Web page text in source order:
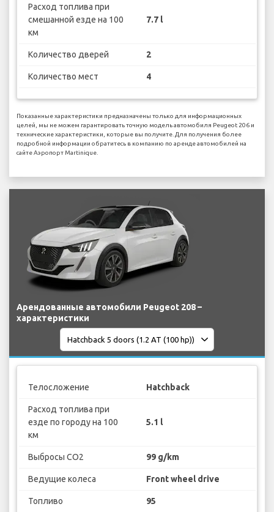
Расход топлива при
смешанной езде на 100
км
7.7 l
Количество дверей 2
Количество мест 4
Показанные характеристики предназначены только для информационных
целей, мы не можем гарантировать точную модель автомобиля Peugeot 206 и
технические характеристики, которые вы получите. Для получения более
подробной информации обратитесь в компанию по аренде автомобилей на
сайте Аэропорт Martinique.
Арендованные автомобили Peugeot 208 –
характеристики
Телосложение Hatchback
Расход топлива при
езде по городу на 100
км
5.1 l
Выбросы CO2 99 g/km
Ведущие колеса Front wheel drive
Топливо 95